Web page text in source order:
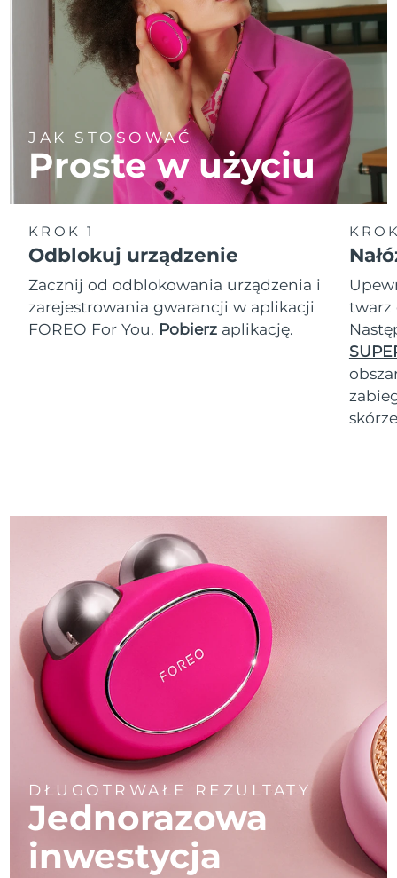
JAK STOSOWAĆ
Proste w użyciu
KROK 1
Odblokuj urządzenie
Zacznij od odblokowania urządzenia i
zarejestrowania gwarancji w aplikacji
FOREO For You. Pobierz aplikację.
twarz
DŁUGOTRWAŁE REZULTATY
Jednorazowa
inwestycja